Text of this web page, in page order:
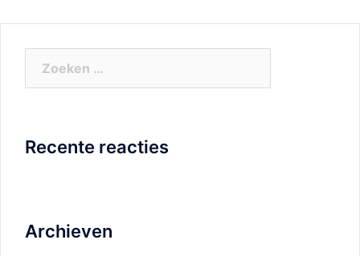
Recente reacties
Archieven